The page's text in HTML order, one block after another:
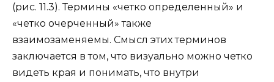
(рис. 11.3). Термины «четко определенный» и
«четко очерченный» также
взаимозаменяемы. Смысл этих терминов
заключается в том, что визуально можно четко
видеть края и понимать, что внутри